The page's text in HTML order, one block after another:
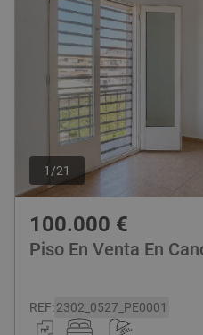
1 /21
100.000 €
Piso En Venta En
REF:2302_0527_PE0001